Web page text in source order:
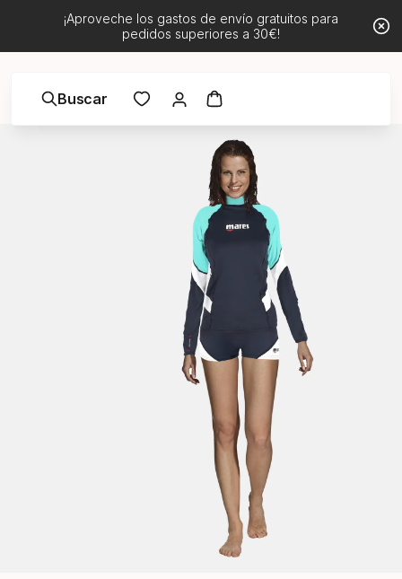
¡Aproveche los gastos de envío gratuitos para
pedidos superiores a 30€!
Buscar